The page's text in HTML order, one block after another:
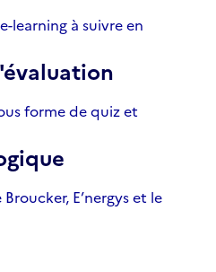
learning à suivre en
forme de quiz et
E’nergys et le